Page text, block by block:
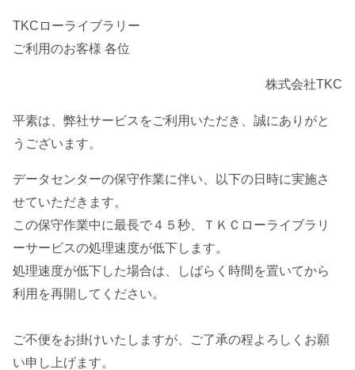
TKCローライブラリー
ご利用のお客様 各位
株式会社TKC
平素は、弊社サービスをご利用いただき、誠にありがと
うございます。
データセンターの保守作業に伴い、以下の日時に実施さ
せていただきます。
この保守作業中に最長で４５秒、ＴＫＣローライブラリ
ーサービスの処理速度が低下します。
処理速度が低下した場合は、しばらく時間を置いてから
利用を再開してください。
ご不便をお掛けいたしますが、ご了承の程よろしくお願
い申し上げます。